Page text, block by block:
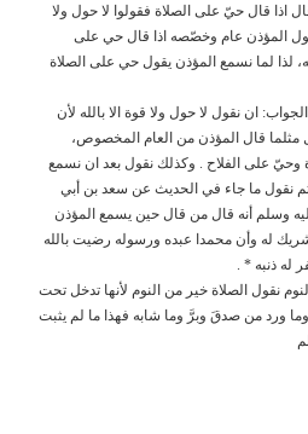
اذا قال حيّ على الصلاة فقولوا لا حول ولا
المؤذن عام وخصّصه اذا قال حي على
لذا لما نسمع المؤذن يقول حي على الصلاة
ان نقول لا حول ولا قوة الا بالله لأن
مثلما قال المؤذن من العام المخصوص،
على الفلاح . وكذلك نقول بعد ان نسمع
نقول ما جاء في الحديث عن سعد بن أبي
وسلم أنه قال من قال حين يسمع المؤذن
شريك له وأن محمدا عبده ورسوله رضيت بالله
له ذنبه * .
نقول الصلاة خير من النوم لأنها تدخل تحت
ورد من صدقَ وبرَّ وما شابه فهذا ما لم يثبت